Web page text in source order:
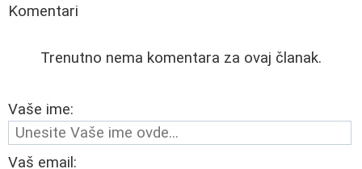
Komentari
Trenutno nema komentara za ovaj članak.
Vaše ime:
Vaš email: